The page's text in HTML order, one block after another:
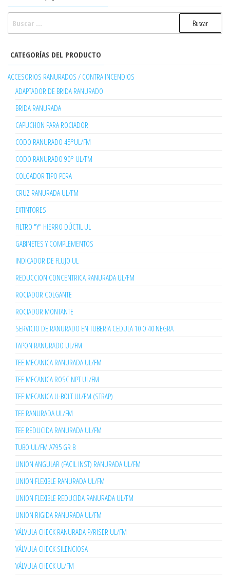
CATEGORÍAS DEL PRODUCTO
ACCESORIOS RANURADOS / CONTRA INCENDIOS
ADAPTADOR DE BRIDA RANURADO
BRIDA RANURADA
CAPUCHON PARA ROCIADOR
CODO RANURADO 45°UL/FM
CODO RANURADO 90° UL/FM
COLGADOR TIPO PERA
CRUZ RANURADA UL/FM
EXTINTORES
FILTRO "Y" HIERRO DÚCTIL UL
GABINETES Y COMPLEMENTOS
INDICADOR DE FLUJO UL
REDUCCION CONCENTRICA RANURADA UL/FM
ROCIADOR COLGANTE
ROCIADOR MONTANTE
SERVICIO DE RANURADO EN TUBERIA CEDULA 10 O 40 NEGRA
TAPON RANURADO UL/FM
TEE MECANICA RANURADA UL/FM
TEE MECANICA ROSC NPT UL/FM
TEE MECANICA U-BOLT UL/FM (STRAP)
TEE RANURADA UL/FM
TEE REDUCIDA RANURADA UL/FM
TUBO UL/FM A795 GR B
UNION ANGULAR (FACIL INST) RANURADA UL/FM
UNION FLEXIBLE RANURADA UL/FM
UNION FLEXIBLE REDUCIDA RANURADA UL/FM
UNION RIGIDA RANURADA UL/FM
VÁLVULA CHECK RANURADA P/RISER UL/FM
VÁLVULA CHECK SILENCIOSA
VÁLVULA CHECK UL/FM